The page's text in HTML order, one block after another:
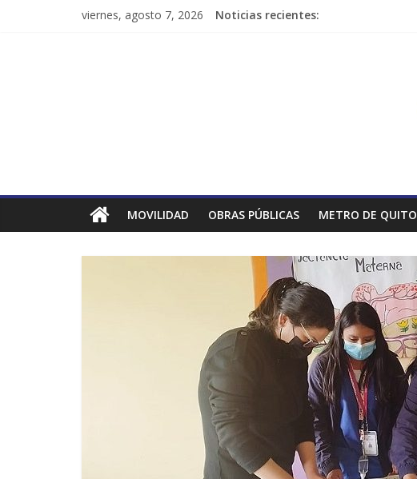
viernes, agosto 7, 2026 Noticias recientes:
MOVILIDAD OBRAS PÚBLICAS METRO DE QUITO